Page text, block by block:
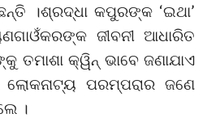
।ଶ୍ରଦ୍ଧା କପୁରଙ୍କ ‘ଇଥା’
ଜୀବନୀ ଆଧାରିତ
ତମାଶା କ୍ୱିନ୍ ଭାବେ ଜଣାଯାଏ
ଲୋକନାଟ୍ୟ ପରମ୍ପରାର ଜଣେ
।